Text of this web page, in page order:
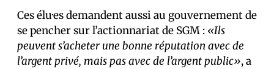
Ces élu·es demandent aussi au gouvernement de
se pencher sur l’actionnariat de SGM : «Ils
peuvent s’acheter une bonne réputation avec de
l’argent privé, mais pas avec de l’argent public», a